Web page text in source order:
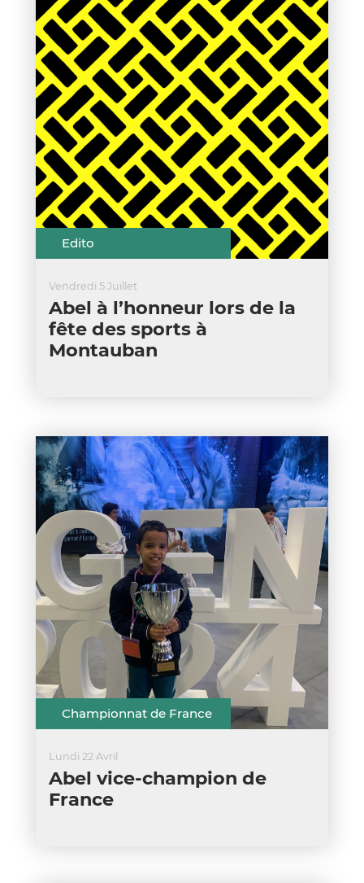
Edito
Vendredi 5 Juillet
Abel à l’honneur lors de la
fête des sports à
Montauban
Championnat de France
Lundi 22 Avril
Abel vice-champion de
France